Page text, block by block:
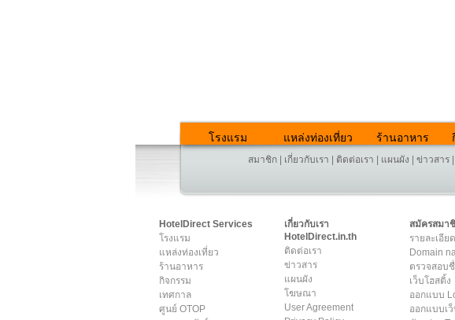
โรงแรม แหล่งท่องเที่ยว ร้านอาหาร
สมาชิก เกี่ยวกับเรา ติดต่อเรา แผนผัง ข่าวสาร
HotelDirect Services
โรงแรม
แหล่งท่องเที่ยว
ร้านอาหาร
กิจกรรม
เทศกาล
ศูนย์ OTOP
เกี่ยวกับเรา
HotelDirect.in.th
ติดต่อเรา
ข่าวสาร
แผนผัง
โฆษณา
User Agreement
สมัครสมา
รายละเอีย
Domain
ตรวจสอบ
เว็บโฮสติ้ง
ออกแบบ
ออกแบบเ